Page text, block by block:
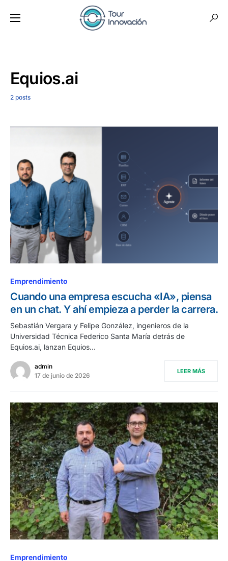
Equios.ai
2 posts
Emprendimiento
Cuando una empresa escucha «IA», piensa
en un chat. Y ahí empieza a perder la carrera.
Sebastián Vergara y Felipe González, ingenieros de la
Universidad Técnica Federico Santa María detrás de
Equios.ai, lanzan Equios…
admin
17 de junio de 2026
LEER MÁS
Emprendimiento